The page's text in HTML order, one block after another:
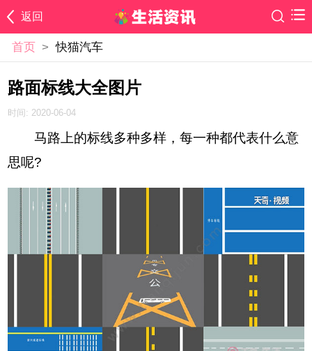
返回
首页 > 快猫汽车
路面标线大全图片
时间: 2020-06-04
马路上的标线多种多样，每一种都代表什么意
思呢?